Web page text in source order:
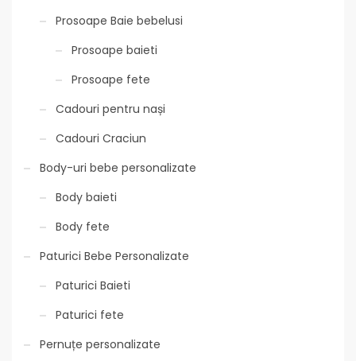
Prosoape Baie bebelusi
Prosoape baieti
Prosoape fete
Cadouri pentru nași
Cadouri Craciun
Body-uri bebe personalizate
Body baieti
Body fete
Paturici Bebe Personalizate
Paturici Baieti
Paturici fete
Pernuțe personalizate